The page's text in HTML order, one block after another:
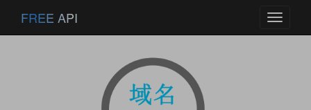
Toggle
FREE API